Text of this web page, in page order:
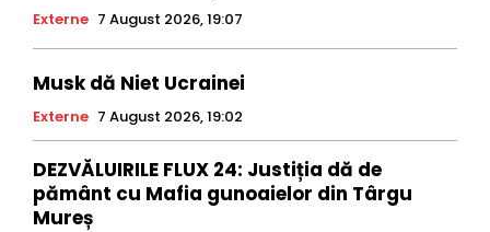
Externe 7 August 2026, 19:07
Musk dă Niet Ucrainei
Externe 7 August 2026, 19:02
DEZVĂLUIRILE FLUX 24: Justiția dă de
pământ cu Mafia gunoaielor din Târgu
Mureș